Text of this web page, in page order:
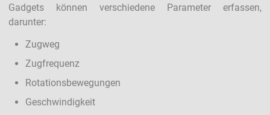
Gadgets können verschiedene Parameter erfassen,
darunter:
Zugweg
Zugfrequenz
Rotationsbewegungen
Geschwindigkeit